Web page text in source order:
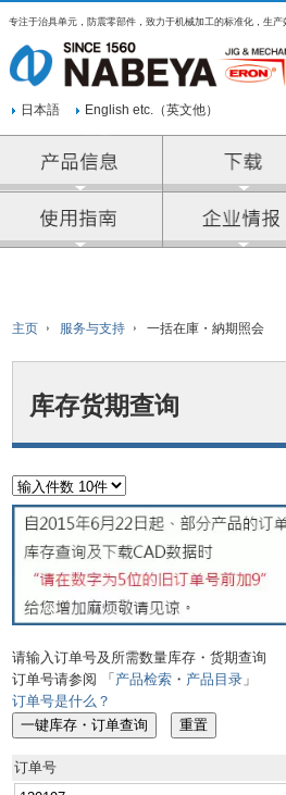
专注于治具单元，防震零部件，致力于机械加工的标准化，生产
日本語 English etc.（英文他）
主页 服务与支持 一括在庫・納期照会
库存货期查询
请输入订单号及所需数量库存・货期查询
订单号请参阅 「 产品检索 ・ 产品目录 」
订单号是什么？
订单号